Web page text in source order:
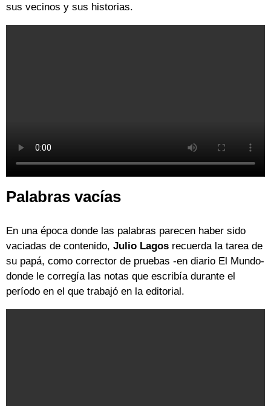
sus vecinos y sus historias.
Palabras vacías
En una época donde las palabras parecen haber sido
vaciadas de contenido, Julio Lagos recuerda la tarea de
su papá, como corrector de pruebas -en diario El Mundo-
donde le corregía las notas que escribía durante el
período en el que trabajó en la editorial.